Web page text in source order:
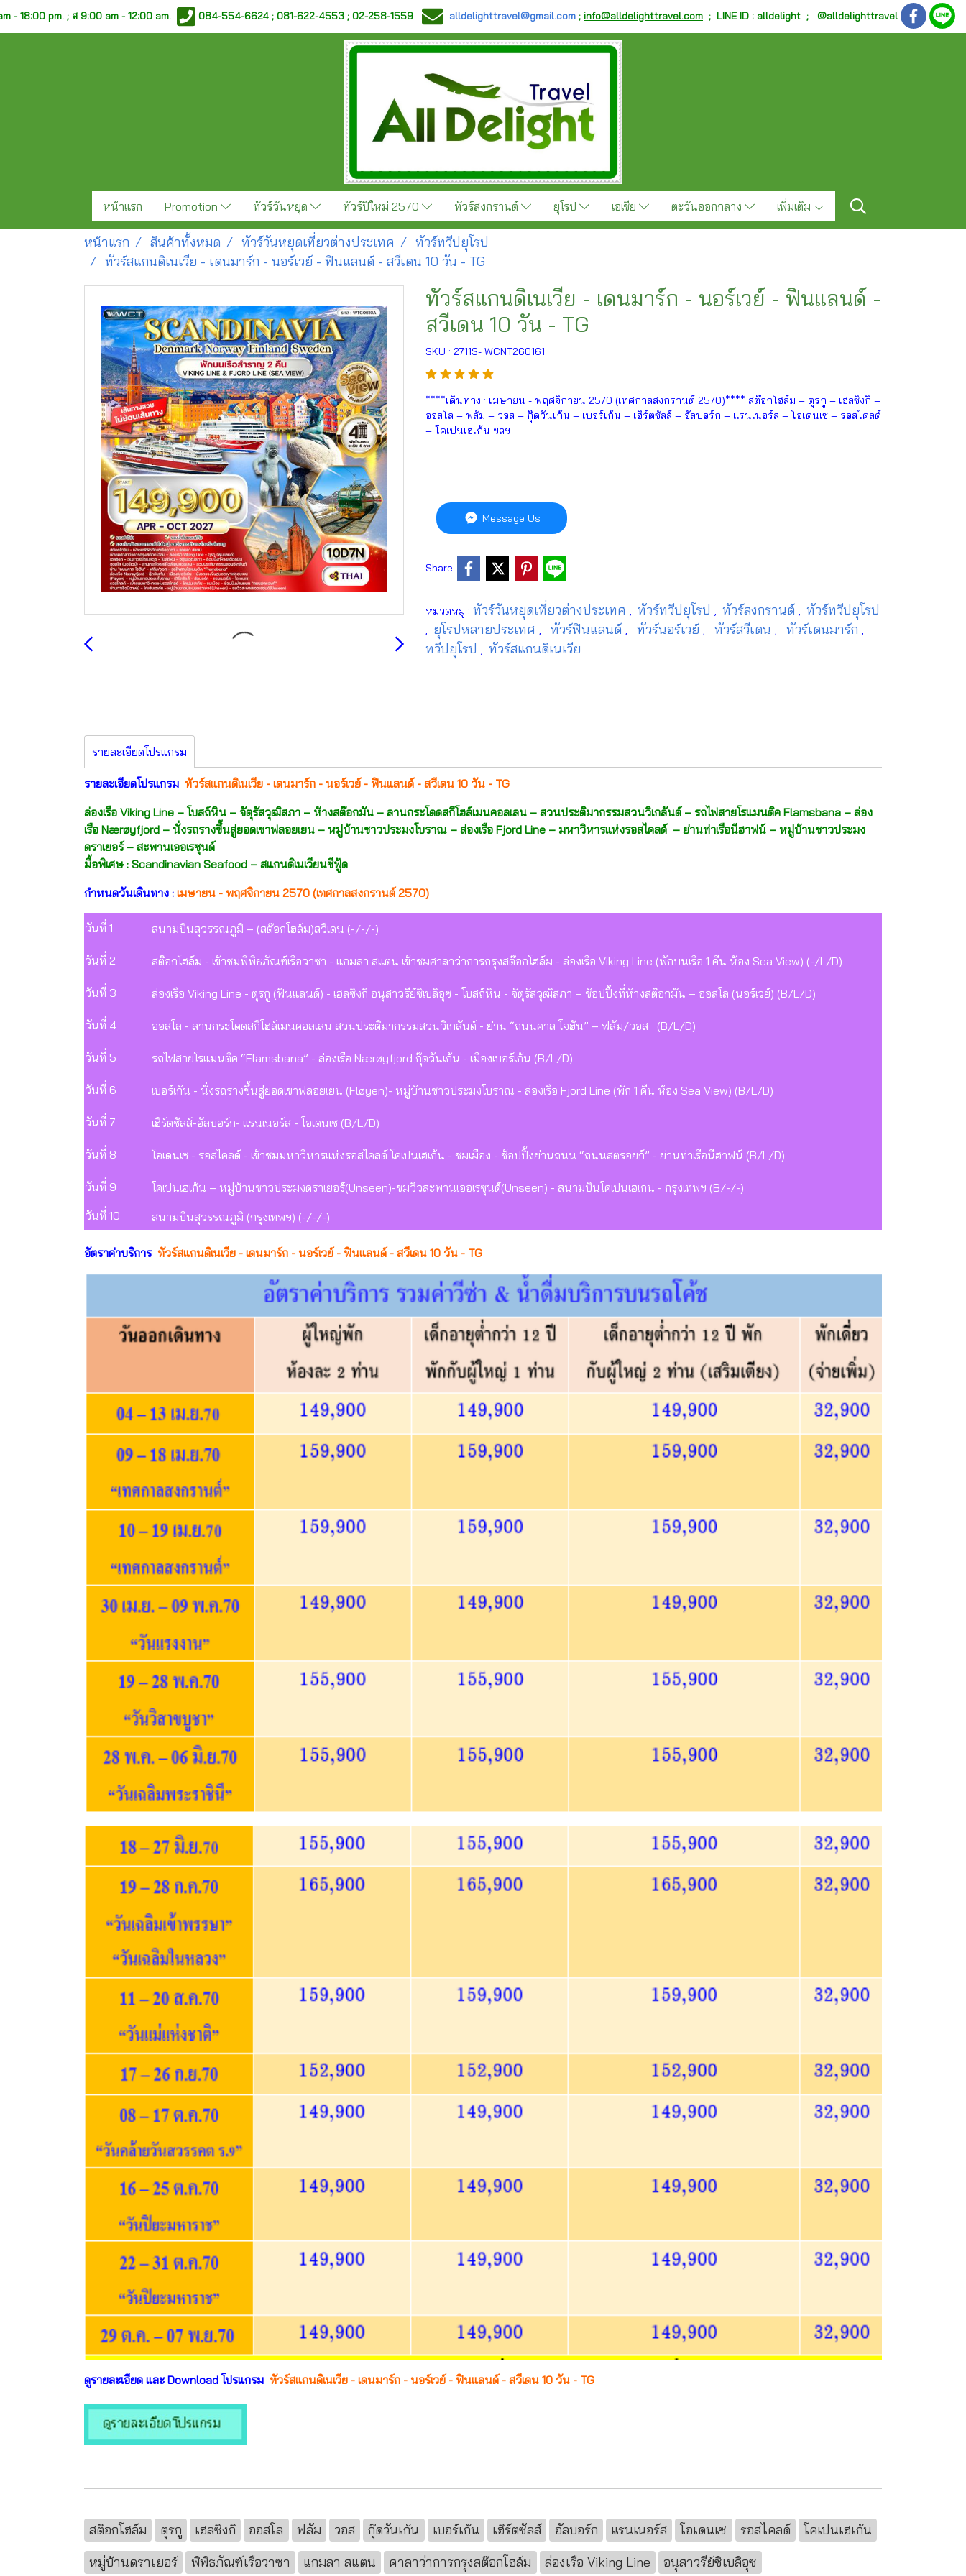
- 18:00 pm. ;ส 9:00 am - 12:00 am. 084-554-6624 ; 081-622-4553 ; 02-258-1559 alldelighttravel@gmail.com ; info@alldelighttravel.com ; LINE ID : alldelight ; @alldelighttravel
หน้าแรก Promotion ทัวร์วันหยุด ทัวร์ปีใหม่ 2570 ทัวร์สงกรานต์ ยุโรป เอเชีย ตะวันออกกลาง เพิ่มเติม
หน้าแรก สินค้าทั้งหมด ทัวร์วันหยุดเที่ยวต่างประเทศ
ทัวร์ทวีปยุโรป
ทัวร์สแกนดิเนเวีย - เดนมาร์ก - นอร์เวย์ - ฟินแลนด์ - สวีเดน 10 วัน - TG
ทัวร์สแกนดิเนเวีย - เดนมาร์ก - นอร์เวย์ - ฟินแลนด์ -
สวีเดน 10 วัน - TG
SKU : 2711S- WCNT260161
****เดินทาง : เมษายน - พฤศจิกายน 2570 (เทศกาลสงกรานต์ 2570)**** สต๊อกโฮล์ม – ตุรกู – เฮลซิงกิ –
ออสโล – ฟลัม – วอส – กุ๊ดวันเก้น – เบอร์เก้น – เฮิร์ตซัลส์ – อัลบอร์ก – แรนเนอร์ส – โอเดนเซ – รอสไคลด์
– โคเปนเฮเก้น ฯลฯ
Message Us
Share
หมวดหมู่ : ทัวร์วันหยุดเที่ยวต่างประเทศ ทัวร์ทวีปยุโรป ทัวร์สงกรานต์ ทัวร์ทวีปยุโรป
ยุโรปหลายประเทศ ทัวร์ฟินแลนด์ ทัวร์นอร์เวย์ ทัวร์สวีเดน ทัวร์เดนมาร์ก
ทวีปยุโรป ทัวร์สแกนดิเนเวีย
รายละเอียดโปรแกรม
รายละเอียดโปรแกรม ทัวร์สแกนดิเนเวีย - เดนมาร์ก - นอร์เวย์ - ฟินแลนด์ - สวีเดน 10 วัน - TG
ล่องเรือ Viking Line – โบสถ์หิน – จัตุรัสวุฒิสภา – ห้างสต๊อกมัน – ลานกระโดดสกีโฮล์เมนคอลเลน – สวนประติมากรรมสวนวิเกลันด์ – รถไฟสายโรแมนติค Flamsbana – ล่อง
เรือ Nærøyfjord – นั่งรถรางขึ้นสู่ยอดเขาฟลอยเยน – หมู่บ้านชาวประมงโบราณ – ล่องเรือ Fjord Line – มหาวิหารแห่งรอสไคลด์ – ย่านท่าเรือนีฮาฟน์ – หมู่บ้านชาวประมง
ดราเยอร์ – สะพานเออเรซุนด์
มื้อพิเศษ : Scandinavian Seafood – สแกนดิเนเวียนซีฟู้ด
กำหนดวันเดินทาง : เมษายน - พฤศจิกายน 2570 (เทศกาลสงกรานต์ 2570)
วันที่ 1 สนามบินสุวรรณภูมิ – (สต๊อกโฮล์ม)สวีเดน (-/-/-)
วันที่ 2 สต๊อกโฮล์ม - เข้าชมพิพิธภัณฑ์เรือวาซา - แกมลา สแตน เข้าชมศาลาว่าการกรุงสต๊อกโฮล์ม - ล่องเรือ Viking Line (พักบนเรือ 1 คืน ห้อง Sea View) (-/L/D)
วันที่ 3 ล่องเรือ Viking Line - ตุรกู (ฟินแลนด์) - เฮลซิงกิ อนุสาวรีย์ซิเบลิอุซ - โบสถ์หิน - จัตุรัสวุฒิสภา – ช้อปปิ้งที่ห้างสต๊อกมัน – ออสโล (นอร์เวย์) (B/L/D)
วันที่ 4 ออสโล - ลานกระโดดสกีโฮล์เมนคอลเลน สวนประติมากรรมสวนวิเกลันด์ - ย่าน “ถนนคาล โจฮัน” – ฟลัม/วอส (B/L/D)
วันที่ 5 รถไฟสายโรแมนติค “Flamsbana” - ล่องเรือ Nærøyfjord กุ๊ดวันเก้น - เมืองเบอร์เก้น (B/L/D)
วันที่ 6 เบอร์เก้น - นั่งรถรางขึ้นสู่ยอดเขาฟลอยเยน (Fløyen)- หมู่บ้านชาวประมงโบราณ - ล่องเรือ Fjord Line (พัก 1 คืน ห้อง Sea View) (B/L/D)
วันที่ 7 เฮิร์ตซัลส์-อัลบอร์ก- แรนเนอร์ส - โอเดนเซ (B/L/D)
วันที่ 8 โอเดนเซ - รอสไคลด์ - เข้าชมมหาวิหารแห่งรอสไคลด์ โคเปนเฮเก้น - ชมเมือง - ช้อปปิ้งย่านถนน “ถนนสตรอยก์” - ย่านท่าเรือนีฮาฟน์ (B/L/D)
วันที่ 9
โคเปนเฮเก้น – หมู่บ้านชาวประมงดราเยอร์(Unseen)-ชมวิวสะพานเออเรซุนด์(Unseen) - สนามบินโคเปนเฮเกน - กรุงเทพฯ (B/-/-)
วันที่ 10
สนามบินสุวรรณภูมิ (กรุงเทพฯ) (-/-/-)
อัตราค่าบริการ ทัวร์สแกนดิเนเวีย - เดนมาร์ก - นอร์เวย์ - ฟินแลนด์ - สวีเดน 10 วัน - TG
ดูรายละเอียด และ Download โปรแกรม ทัวร์สแกนดิเนเวีย - เดนมาร์ก - นอร์เวย์ - ฟินแลนด์ - สวีเดน 10 วัน - TG
สต๊อกโฮล์ม ตุรกู เฮลซิงกิ ออสโล ฟลัม วอส กุ๊ดวันเก้น เบอร์เก้น เฮิร์ตซัลส์ อัลบอร์ก แรนเนอร์ส โอเดนเซ รอสไคลด์
โคเปนเฮเก้น
หมู่บ้านดราเยอร์
พิพิธภัณฑ์เรือวาซา แกมลา สแตน ศาลาว่าการกรุงสต๊อกโฮล์ม ล่องเรือ Viking Line อนุสาวรีย์ซิเบลิอุซ